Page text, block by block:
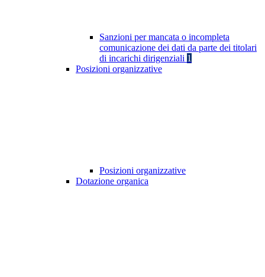
Sanzioni per mancata o incompleta
comunicazione dei dati da parte dei titolari
di incarichi dirigenziali 1
Posizioni organizzative
Posizioni organizzative
Dotazione organica